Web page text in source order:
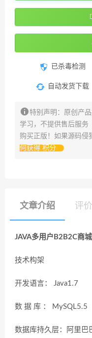
已杀毒检测
自动发货下载
特别声明：原创产
学习，不提供售后服务
购买正版！如果源码侵
何获得 积分
文章介绍 评
JAVA多用户B2B2C商
技术构架
开发语言： Java1.7
数 据 库 ： MySQL5.5
数据库持久层：阿里巴